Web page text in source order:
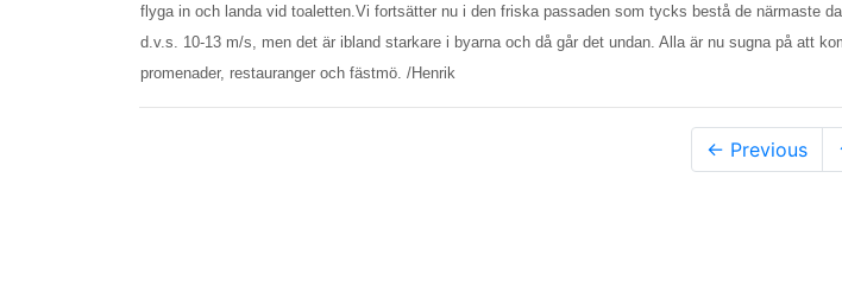
flyga in och landa vid toaletten.Vi fortsätter nu i den friska passaden som tycks bestå de närmaste
d.v.s. 10-13 m/s, men det är ibland starkare i byarna och då går det undan. Alla är nu sugna på att
promenader, restauranger och fästmö. /Henrik
← Previous